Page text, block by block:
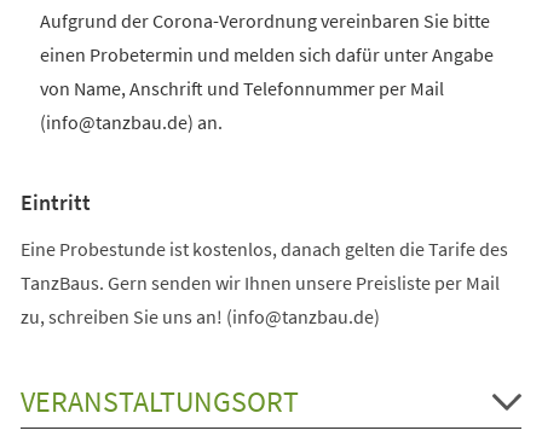
Aufgrund der Corona-Verordnung vereinbaren Sie bitte
einen Probetermin und melden sich dafür unter Angabe
von Name, Anschrift und Telefonnummer per Mail
(info@tanzbau.de) an.
Eintritt
Eine Probestunde ist kostenlos, danach gelten die Tarife des
TanzBaus. Gern senden wir Ihnen unsere Preisliste per Mail
zu, schreiben Sie uns an! (info@tanzbau.de)
VERANSTALTUNGSORT